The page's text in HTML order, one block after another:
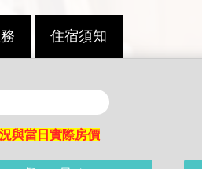
住宿須知
與當日實際房價